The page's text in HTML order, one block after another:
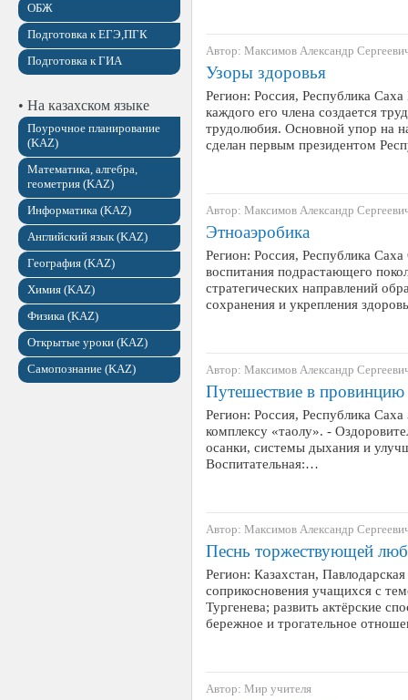
ОБЖ
Подготовка к ЕГЭ,ПГК
Подготовка к ГИА
• На казахском языке
Поурочное планирование
(KAZ)
Математика, алгебра,
геометрия (KAZ)
Информатика (KAZ)
Английский язык (KAZ)
География (KAZ)
Химия (KAZ)
Физика (KAZ)
Открытые уроки (KAZ)
Самопознание (KAZ)
Автор: Максимов Александр
Узоры здоровья
Регион: Россия, Республика
каждого его члена создается
трудолюбия. Основной упор на
сделан первым президентом
Автор: Максимов Александр
Этноаэробика
Регион: Россия, Республика
воспитания подрастающего
стратегических направлений
сохранения и укрепления
Автор: Максимов Александр
Путешествие в
Регион: Россия, Республика
комплексу «таолу». -
осанки, системы дыхания и
Воспитательная:…
Автор: Максимов Александр
Песнь торжествующей
Регион: Казахстан,
соприкосновения учащихся с
Тургенева; развить актёрские
бережное и трогательное
Автор: Мир учителя